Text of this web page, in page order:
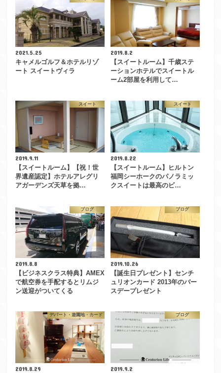
2021.5.25
キャメルゴルフ＆ホテルリゾ
ート スイートヴィラ
2019.8.2
【スイートルーム】千歳ステ
ーションホテルでスイートル
ーム2部屋を利用して…
スイート
2019.9.11
【スイートルーム】【祝！世
界遺産認定】ホテルアレグリ
アガーデンズ天草を拠…
スイート
2019.8.22
【スイートルーム】ヒルトン
福岡シーホークのパノラミッ
クスイートは最高のビ…
ブログ
2019.8.8
【ビジネスクラス特典】AMEX
で航空券を手配するとリムジ
ン送迎がついてくる
ブログ
2019.10.26
【誕生日プレゼント】センチ
ュリオンカード 2013年のバー
スデープレゼント
デパート・遊園地・カード
2019.8.29
ブログ
2019.9.2